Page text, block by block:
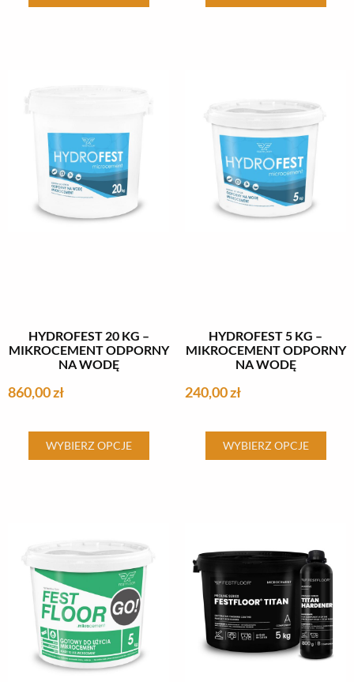
produkt
wybrać
na
stronie
produktu
produkt
Opcje
można
wybrać
na
stronie
produktu
HYDROFEST 20 KG –
MIKROCEMENT ODPORNY
NA WODĘ
860,00zł
WYBIERZ OPCJE
Ten
produkt
Opcje
można
wybrać
na
stronie
produktu
HYDROFEST 5 KG –
MIKROCEMENT ODPORNY
NA WODĘ
240,00zł
WYBIERZ OPCJE
Ten
produkt
Opcje
można
wybrać
na
stronie